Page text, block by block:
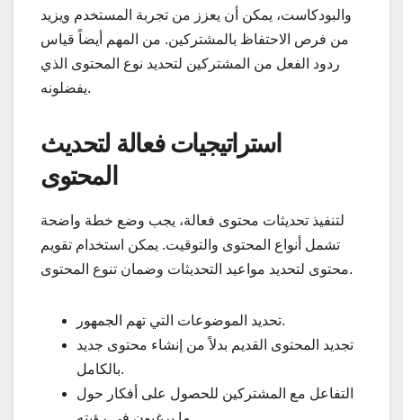
والبودكاست، يمكن أن يعزز من تجربة المستخدم ويزيد
من فرص الاحتفاظ بالمشتركين. من المهم أيضاً قياس
ردود الفعل من المشتركين لتحديد نوع المحتوى الذي
يفضلونه.
استراتيجيات فعالة لتحديث
المحتوى
لتنفيذ تحديثات محتوى فعالة، يجب وضع خطة واضحة
تشمل أنواع المحتوى والتوقيت. يمكن استخدام تقويم
محتوى لتحديد مواعيد التحديثات وضمان تنوع المحتوى.
تحديد الموضوعات التي تهم الجمهور.
تجديد المحتوى القديم بدلاً من إنشاء محتوى جديد
بالكامل.
التفاعل مع المشتركين للحصول على أفكار حول